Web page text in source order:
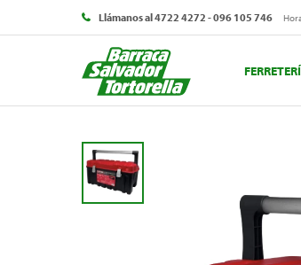
Llámanos al 4722 4272 - 096 105 746